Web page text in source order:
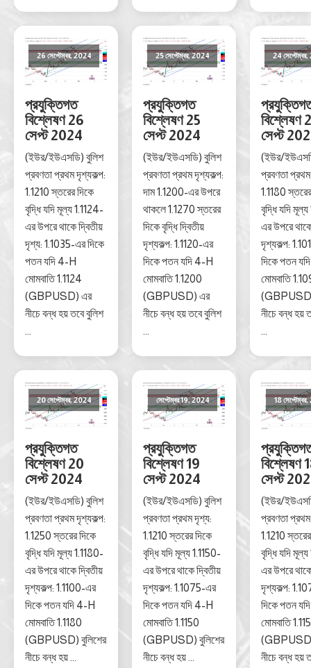
26 সেপ্টেম্বর, 2024
প্রযুক্তিগত
বিশ্লেষণ 26
সেপ্ট 2024
(ইউর/ইউএসডি) বুলিশ
প্রবণতা প্রথম দৃশ্যকল্প:
1.1210 স্তরের দিকে
বৃদ্ধি যদি মূল্য 1.1124-
এর উপরে থাকে দ্বিতীয়
দৃশ্য: 1.1035-এর দিকে
পতন যদি 4-H
মোমবাতি 1.1124
(GBPUSD) এর
নীচে বন্ধ হয় তবে বুলিশ
...
25 সেপ্টেম্বর, 2024
প্রযুক্তিগত
বিশ্লেষণ 25
সেপ্ট 2024
(ইউর/ইউএসডি) বুলিশ
প্রবণতা প্রথম দৃশ্যকল্প:
দাম 1.1200-এর উপরে
থাকলে 1.1270 স্তরের
দিকে বৃদ্ধি দ্বিতীয়
দৃশ্যকল্প: 1.1120-এর
দিকে পতন যদি 4-H
মোমবাতি 1.1200
(GBPUSD) এর
নীচে বন্ধ হয় তবে বুলিশ
...
24
বিশ্লেষণ
সেপ্ট
(ইউর/
প্রবণতা
1.1180
বৃদ্ধি যদি
এর উপরে
দৃশ্যকল্প:
দিকে পতন
মোমবাতি
নীচে বন্ধ হয়
...
20 সেপ্টেম্বর, 2024
প্রযুক্তিগত
বিশ্লেষণ 20
সেপ্ট 2024
(ইউর/ইউএসডি) বুলিশ
প্রবণতা প্রথম দৃশ্যকল্প:
1.1250 স্তরের দিকে
বৃদ্ধি যদি মূল্য 1.1180-
এর উপরে থাকে দ্বিতীয়
দৃশ্যকল্প: 1.1100-এর
দিকে পতন যদি 4-H
মোমবাতি 1.1180
(GBPUSD) বুলিশের
নীচে বন্ধ হয় ...
সেপ্টেম্বর 19, 2024
প্রযুক্তিগত
বিশ্লেষণ 19
সেপ্ট 2024
(ইউর/ইউএসডি) বুলিশ
প্রবণতা প্রথম দৃশ্য:
1.1210 স্তরের দিকে
বৃদ্ধি যদি মূল্য 1.1150-
এর উপরে থাকে দ্বিতীয়
দৃশ্যকল্প: 1.1075-এর
দিকে পতন যদি 4-H
মোমবাতি 1.1150
(GBPUSD) বুলিশের
নীচে বন্ধ হয় ...
18
বিশ্লেষণ
সেপ্ট
(ইউর/
প্রবণতা
1.1210
বৃদ্ধি যদি
এর উপরে
দৃশ্যকল্প:
দিকে পতন
মোমবাতি
নীচে বন্ধ হয়